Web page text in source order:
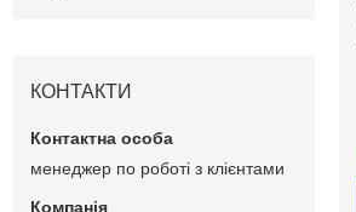
КОНТАКТИ
менеджер по роботі з клієнтами